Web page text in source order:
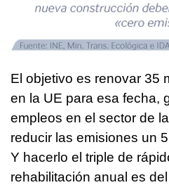
El objetivo es renovar 35
en la UE para esa fecha,
empleos en el sector de
reducir las emisiones un
Y hacerlo el triple de
rehabilitación anual es